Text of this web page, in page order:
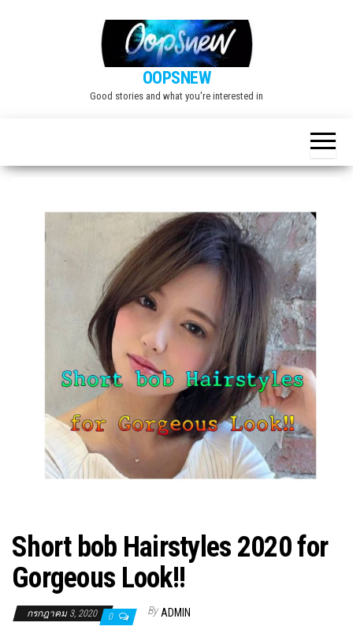
OOPSNEW
Good stories and what you're interested in
Short bob Hairstyles 2020 for
Gorgeous Look!!
กรกฎาคม 3, 2020 0 By ADMIN